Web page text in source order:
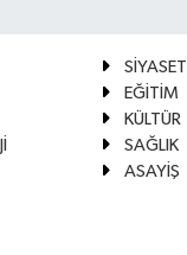
SİYASET
EĞİTİM
KÜLTÜR
SAĞLIK
ASAYİŞ